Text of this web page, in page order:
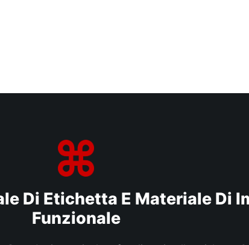
Di Etichetta E Materiale Di
Funzionale